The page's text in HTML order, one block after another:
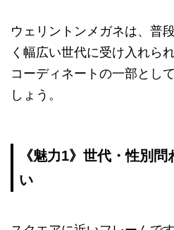
ウェリントンメガネは、普
く幅広い世代に受け入れら
コーディネートの一部とし
しょう。
《魅力1》世代・性別
い